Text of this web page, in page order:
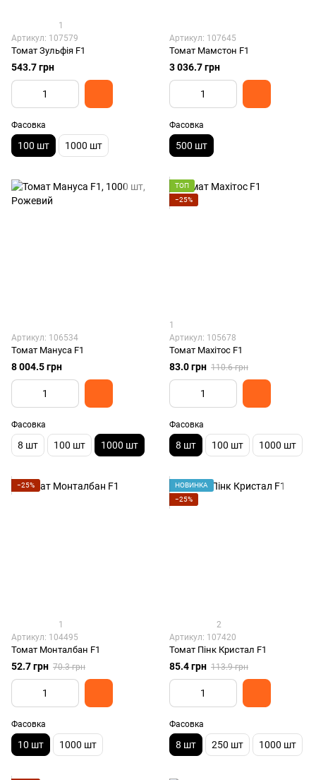
1
Артикул: 107579
Томат Зульфія F1
543.7 грн
Фасовка
100 шт 1000 шт
Артикул: 107645
Томат Мамстон F1
3 036.7 грн
Фасовка
500 шт
Артикул: 106534
Томат Мануса F1
8 004.5 грн
Фасовка
8 шт 100 шт 1000 шт
ТОП
−25%
1
Артикул: 105678
Томат Махітос F1
83.0 грн 110.6 грн
Фасовка
8 шт 100 шт 1000 шт
−25%
1
Артикул: 104495
Томат Монталбан F1
52.7 грн 70.3 грн
Фасовка
10 шт 1000 шт
НОВИНКА
−25%
2
Артикул: 107420
Томат Пінк Кристал F1
85.4 грн 113.9 грн
Фасовка
8 шт 250 шт 1000 шт